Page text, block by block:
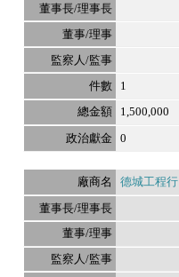
1
1,500,000
0
德城工程行